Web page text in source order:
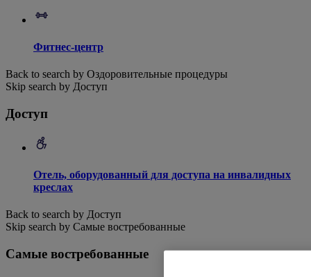
Фитнес-центр
Back to search by Оздоровительные процедуры
Skip search by Доступ
Доступ
Отель, оборудованный для доступа на инвалидных
креслах
Back to search by Доступ
Skip search by Самые востребованные
Самые востребованные